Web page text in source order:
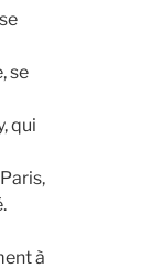
se
qui
à